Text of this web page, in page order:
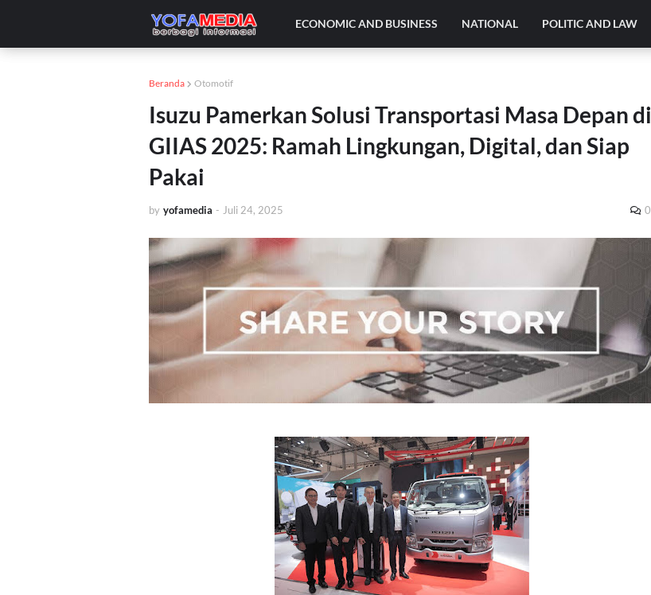
ECONOMIC AND BUSINESS NATIONAL POLITIC AND LAW
Beranda Otomotif
Isuzu Pamerkan Solusi Transportasi Masa Depan di
GIIAS 2025: Ramah Lingkungan, Digital, dan Siap
Pakai
by yofamedia - Juli 24, 2025 0